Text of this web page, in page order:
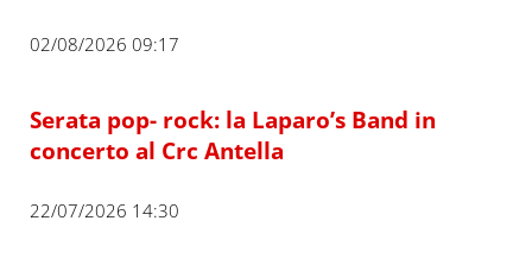
02/08/2026 09:17
Serata pop- rock: la Laparo’s Band in
concerto al Crc Antella
22/07/2026 14:30